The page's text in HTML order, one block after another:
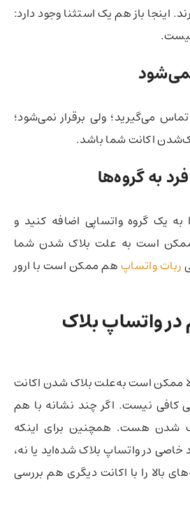
اینجا باز هم یک استثنا وجود دارد:
می‌گیرید؛ ولی برقرار نمی‌شود؛
اکانت شما باشد.
به گروه‌ها
یک گروه واتساپی اضافه کنید و
ممکن است به علت بلاک شدن شما
ربات واتساپهم ممکن است با ارور
واتساپ بلاک
ممکن است به‌علت بلاک شدن اکانت
کافی نیست. اگر چند نشانه با هم
شدن هست. همچنین برای اینکه
در واتساپ بلاک شده‌اید یا نه،
بالا را با اکانت دیگری هم بررسی